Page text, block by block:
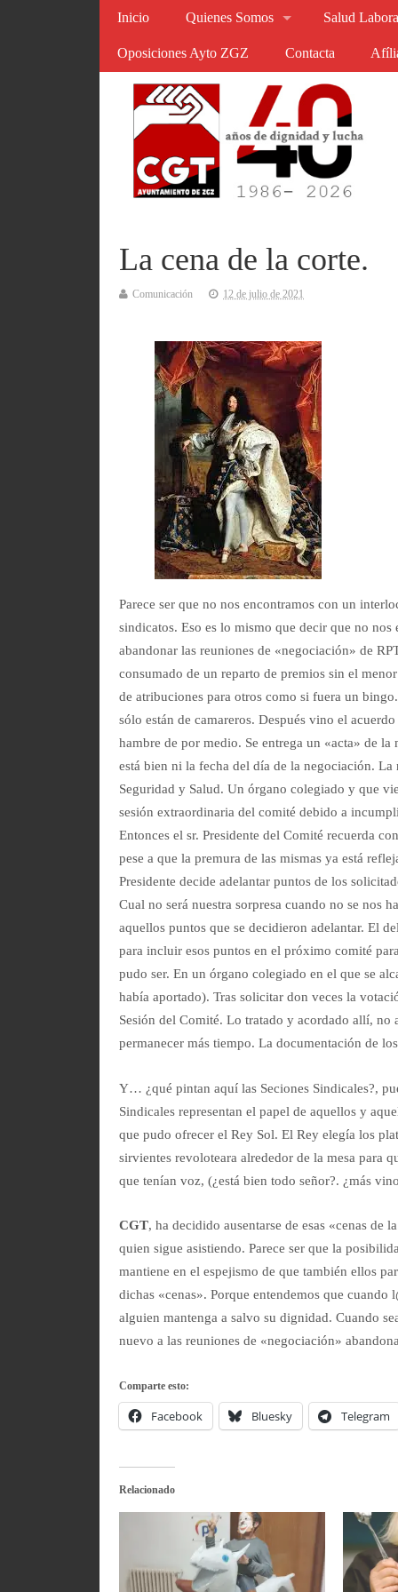
Inicio Quienes Somos Salud
Oposiciones Ayto ZGZ Contacta
La cena de la corte.
Comunicación 12 de julio de 2021
Parece ser que no nos encontramos con un
sindicatos. Eso es lo mismo que decir que no
abandonar las reuniones de «negociación» de
consumado de un reparto de premios sin el
de atribuciones para otros como si fuera un
sólo están de camareros. Después vino el
hambre de por medio. Se entrega un «acta» de
está bien ni la fecha del día de la negociación.
Seguridad y Salud. Un órgano colegiado y que
sesión extraordinaria del comité debido a
Entonces el sr. Presidente del Comité recuerda
pese a que la premura de las mismas ya está
Presidente decide adelantar puntos de los
Cual no será nuestra sorpresa cuando no se nos
aquellos puntos que se decidieron adelantar. El
para incluir esos puntos en el próximo comité
pudo ser. En un órgano colegiado en el que se
había aportado). Tras solicitar don veces la
Sesión del Comité. Lo tratado y acordado allí, no
permanecer más tiempo. La documentación de
Y… ¿qué pintan aquí las Seciones Sindicales?,
Sindicales representan el papel de aquellos y
que pudo ofrecer el Rey Sol. El Rey elegía los
sirvientes revoloteara alrededor de la mesa para
que tenían voz, (¿está bien todo señor?. ¿más
CGT, ha decidido ausentarse de esas «cenas de
quien sigue asistiendo. Parece ser que la
mantiene en el espejismo de que también ellos
dichas «cenas». Porque entendemos que
alguien mantenga a salvo su dignidad. Cuando
nuevo a las reuniones de «negociación»
Comparte esto:
Facebook Bluesky Telegram
Relacionado